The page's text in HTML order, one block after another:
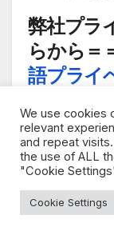
弊社プラ
らから＝
語プライ
弊社英語
ツアー予
語グルー
予約
We use cookies
relevant
and repeat
the use of ALL
"Cookie
Cookie Settings